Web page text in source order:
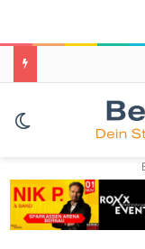
Skin umschalten